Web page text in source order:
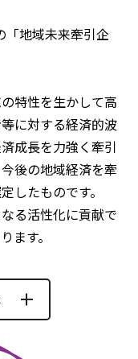
「地域未来牽引企
特性を生かして高
に対する経済的波
成長を力強く牽引
後の地域経済を牽
したものです。
る活性化に貢献で
ます。